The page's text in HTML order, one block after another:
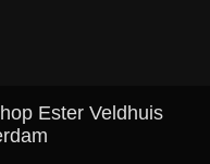
Ester Veldhuis